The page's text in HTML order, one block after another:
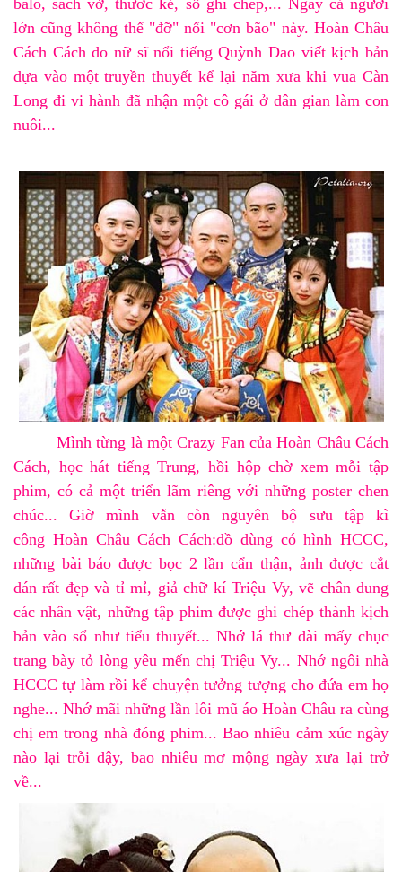
lớn cũng không thể "đỡ"nổi "cơn bão" này. Hoàn Châu
Cách Cáchdo nữ sĩ nổi tiếngQuỳnh Dao viết kịch bản
dựa vào một truyền thuyết kể lại năm xưa khivua Càn
Long đi vi hành đã nhận một cô gái ở dân gian làm con
nuôi...
Mình từng là mộtCrazy Fan củaHoàn Châu Cách
Cách, học hát tiếng Trung, hồi hộp chờ xem mỗi tập
phim, có cả một triển lãm riêng với những poster chen
chúc... Giờ mình vẫn còn nguyênbộ sưu tập kì
công Hoàn Châu Cách Cách:đồ dùng có hình HCCC,
những bài báo được bọc 2 lần cẩn thận, ảnh được cắt
dán rất đẹp và tỉ mỉ, giả chữ kí Triệu Vy, vẽ chân dung
các nhân vật, những tập phim được ghi chép thành kịch
bản vào sổ như tiểu thuyết... Nhớ lá thư dài mấy chục
trang bày tỏ lòng yêu mến chị Triệu Vy... Nhớ ngôi nhà
HCCC tự làm rồi kể chuyện tưởng tượng cho đứa em họ
nghe... Nhớ mãi những lần lôi mũ áo Hoàn Châu ra cùng
chị em trong nhà đóng phim...Bao nhiêu cảm xúc ngày
nào lại trỗi dậy, bao nhiêu mơ mộng ngày xưa lại trở
về...